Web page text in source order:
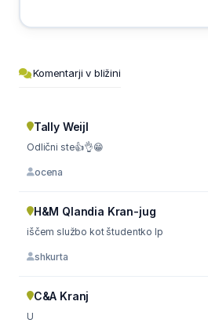
Komentarji v bližini
Tally Weijl
Odlični ste👍👌😁
ocena
H&M Qlandia Kran-jug
iščem službo kot študentko lp
shkurta
C&A Kranj
U